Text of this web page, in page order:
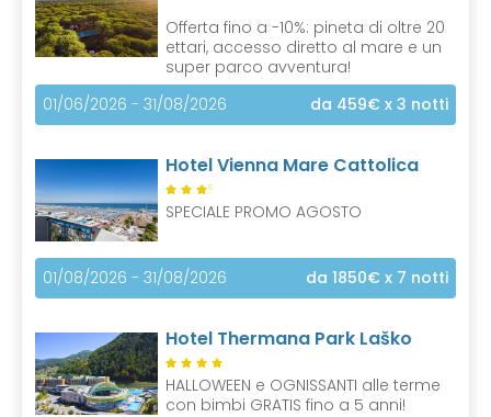
Offerta fino a -10%: pineta di oltre 20
ettari, accesso diretto al mare e un
super parco avventura!
01/06/2026 - 31/08/2026
da 459€ x 3 notti
Hotel Vienna Mare Cattolica
S
SPECIALE PROMO AGOSTO
01/08/2026 - 31/08/2026 da 1850€ x 7 notti
Hotel Thermana Park Laško
HALLOWEEN e OGNISSANTI alle terme
con bimbi GRATIS fino a 5 anni!